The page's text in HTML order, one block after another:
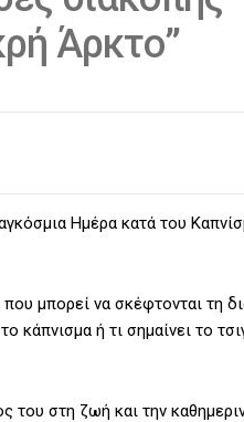
Άρκτο”
Ημέρα κατά του
μπορεί να σκέφτονται τη
ή τι σημαίνει το
του στη ζωή και την